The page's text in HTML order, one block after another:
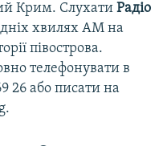
Крим. Слухати Радіо
хвилях АМ на
півострова.
телефонувати в
26 або писати на